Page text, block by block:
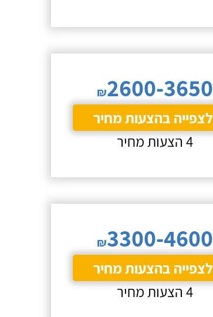
₪2600-3650
לצפייה בהצעות מחיר
4 הצעות מחיר
₪3300-4600
לצפייה בהצעות מחיר
4 הצעות מחיר